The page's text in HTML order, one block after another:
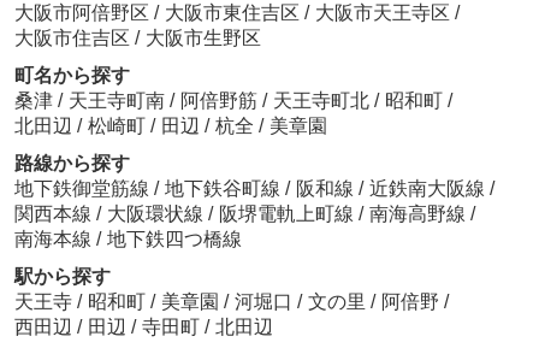
大阪市阿倍野区 / 大阪市東住吉区 / 大阪市天王寺区 /
大阪市住吉区 / 大阪市生野区
町名から探す
桑津 / 天王寺町南 / 阿倍野筋 / 天王寺町北 / 昭和町 /
北田辺 / 松崎町 / 田辺 / 杭全 / 美章園
路線から探す
地下鉄御堂筋線 / 地下鉄谷町線 / 阪和線 / 近鉄南大阪線 /
関西本線 / 大阪環状線 / 阪堺電軌上町線 / 南海高野線 /
南海本線 / 地下鉄四つ橋線
駅から探す
天王寺 / 昭和町 / 美章園 / 河堀口 / 文の里 / 阿倍野 /
西田辺 / 田辺 / 寺田町 / 北田辺